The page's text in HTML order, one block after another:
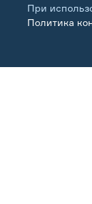
При
Политика